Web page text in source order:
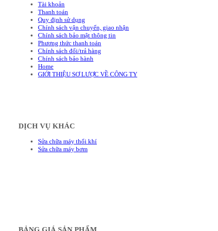
Tài khoản
Thanh toán
Quy định sử dụng
Chính sách vận chuyển, giao nhận
Chính sách bảo mật thông tin
Phương thức thanh toán
Chính sách đổi/trả hàng
Chính sách bảo hành
Home
GIỚI THIỆU SƠ LƯỢC VỀ CÔNG TY
DỊCH VỤ KHÁC
Sửa chữa máy thổi khí
Sửa chữa máy bơm
BẢNG GIÁ SẢN PHẨM